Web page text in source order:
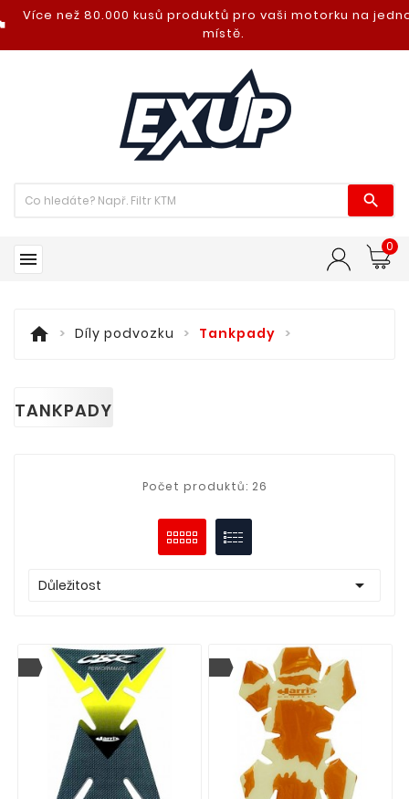
Více než 80.000 kusů produktů pro vaši motorku na
místě.


0
home Díly podvozku Tankpady
TANKPADY
Počet produktů: 26
Důležitost 